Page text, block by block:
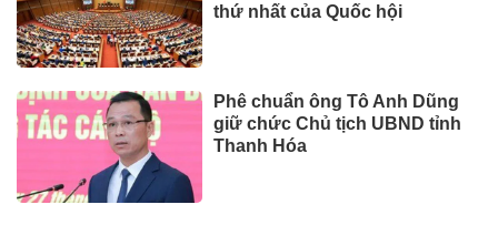
thứ nhất của Quốc hội
Phê chuẩn ông Tô Anh Dũng
giữ chức Chủ tịch UBND tỉnh
Thanh Hóa